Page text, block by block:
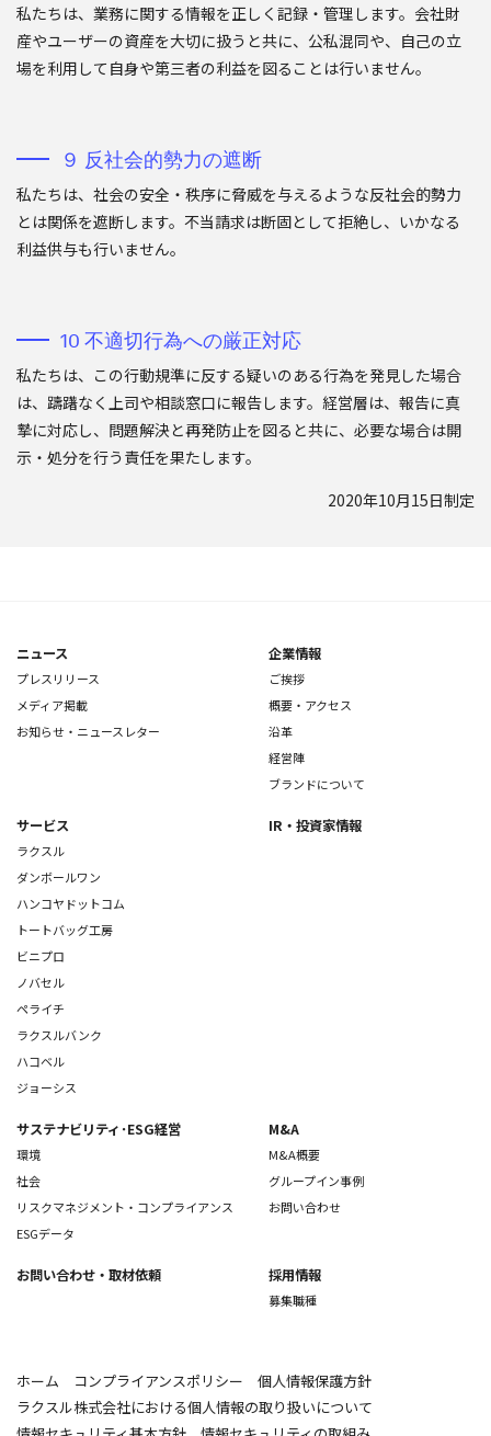
私たちは、業務に関する情報を正しく記録・管理します。会社財
産やユーザーの資産を大切に扱うと共に、公私混同や、自己の立
場を利用して自身や第三者の利益を図ることは行いません。
９ 反社会的勢力の遮断
私たちは、社会の安全・秩序に脅威を与えるような反社会的勢力
とは関係を遮断します。不当請求は断固として拒絶し、いかなる
利益供与も行いません。
10 不適切行為への厳正対応
私たちは、この行動規準に反する疑いのある行為を発見した場合
は、躊躇なく上司や相談窓口に報告します。経営層は、報告に真
摯に対応し、問題解決と再発防止を図ると共に、必要な場合は開
示・処分を行う責任を果たします。
2020年10月15日制定
ニュース
プレスリリース
メディア掲載
お知らせ・ニュースレター
企業情報
ご挨拶
概要・アクセス
沿革
経営陣
ブランドについて
サービス
ラクスル
ダンボールワン
ハンコヤドットコム
トートバッグ工房
ビニプロ
ノバセル
ペライチ
ラクスルバンク
ハコベル
ジョーシス
IR・投資家情報
サステナビリティ･ESG経営
環境
社会
リスクマネジメント・コンプライアンス
ESGデータ
M&A
M&A概要
グループイン事例
お問い合わせ
お問い合わせ ・取材依頼 採用情報
募集職種
ホーム コンプライアンスポリシー
個人情報保護方針
ラクスル株式会社における個人情報の取り扱いについて